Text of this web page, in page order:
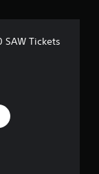
SAW Tickets